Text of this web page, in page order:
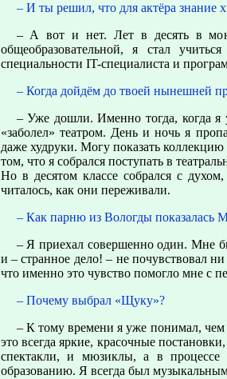
– И ты решил, что для актёра знание
– А вот и нет. Лет в десять в мою
общеобразовательной, я стал
специальности IT-специалиста и
– Когда дойдём до твоей нынешней
– Уже дошли. Именно тогда, когда я
«заболел» театром. День и ночь я
даже худруки. Могу показать
том, что я собрался поступать в
Но в десятом классе собрался с
читалось, как они переживали.
– Как парню из Вологды показалась
– Я приехал совершенно один. Мне
и – странное дело! – не почувствовал
что именно это чувство помогло мне с
– Почему выбрал «Щуку»?
– К тому времени я уже понимал,
это всегда яркие, красочные
спектакли, и мюзиклы, а в процессе
образованию. Я всегда был